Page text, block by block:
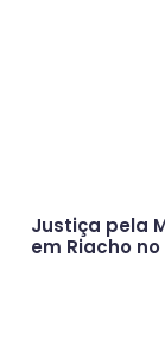
Justiça pela
em Riacho